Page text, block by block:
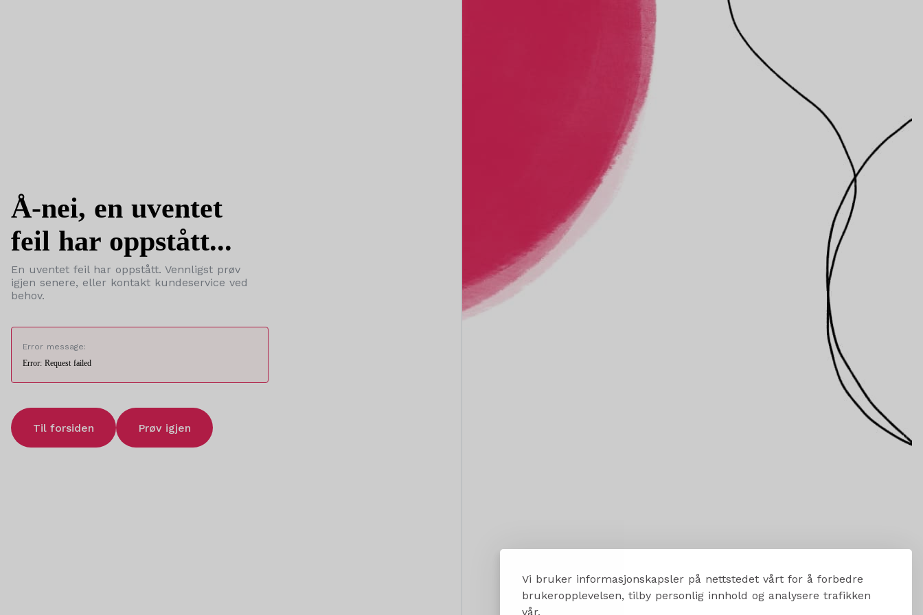
Vi bruker informasjonskapsler på nettstedet vårt for å forbedre
brukeropplevelsen, tilby personlig innhold og analysere trafikken
vår.
Å-nei, en uventet
feil har oppstått...
En uventet feil har oppstått. Vennligst prøv
igjen senere, eller kontakt kundeservice ved
behov.
Error message:
Error: Request failed
Til forsiden Prøv igjen